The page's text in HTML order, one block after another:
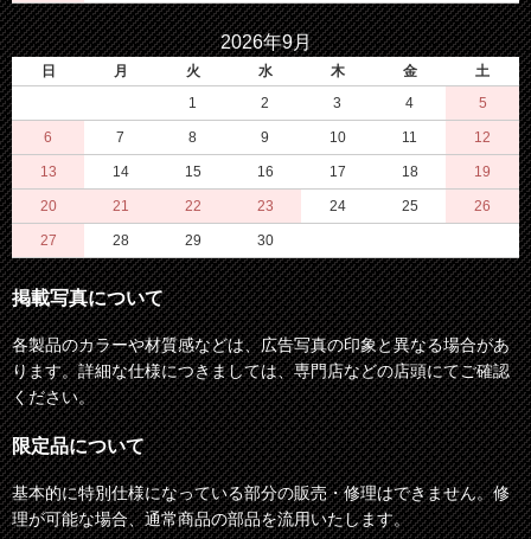
2026年9月
日 月 火 水 木 金
土
1
2 3 4 5
6 7 8 9 10 11 12
13 14 15 16 17 18 19
20 21 22 23 24 25 26
27 28 29 30
掲載写真について
各製品のカラーや材質感などは、広告写真の印象と異なる場合があ
ります。詳細な仕様につきましては、専門店などの店頭にてご確認
ください。
限定品について
基本的に特別仕様になっている部分の販売・修理はできません。修
理が可能な場合、通常商品の部品を流用いたします。